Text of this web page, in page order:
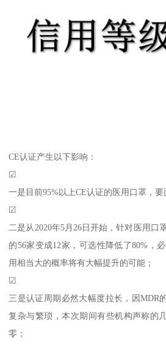
CE认证产生以下影响：
☑
一是目前95%以上CE认证的医用口罩，要
☑
二是从2020年5月26日开始，针对医用口
的56家变成12家，可选性降低了80%，
用相当大的概率将有大幅提升的可能；
☑
三是认证周期必然大幅度拉长，因MDR
复杂与繁琐，本次期间有些机构声称的
零；